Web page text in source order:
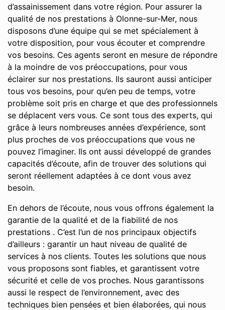
d’assainissement dans votre région. Pour assurer la
qualité de nos prestations à Olonne-sur-Mer, nous
disposons d’une équipe qui se met spécialement à
votre disposition, pour vous écouter et comprendre
vos besoins. Ces agents seront en mesure de répondre
à la moindre de vos préoccupations, pour vous
éclairer sur nos prestations. Ils sauront aussi anticiper
tous vos besoins, pour qu’en peu de temps, votre
problème soit pris en charge et que des professionnels
se déplacent vers vous. Ce sont tous des experts, qui
grâce à leurs nombreuses années d’expérience, sont
plus proches de vos préoccupations que vous ne
pouvez l’imaginer. Ils ont aussi développé de grandes
capacités d’écoute, afin de trouver des solutions qui
seront réellement adaptées à ce dont vous avez
besoin.
En dehors de l’écoute, nous vous offrons également la
garantie de la qualité et de la fiabilité de nos
prestations . C’est l’un de nos principaux objectifs
d’ailleurs : garantir un haut niveau de qualité de
services à nos clients. Toutes les solutions que nous
vous proposons sont fiables, et garantissent votre
sécurité et celle de vos proches. Nous garantissons
aussi le respect de l’environnement, avec des
techniques bien pensées et bien élaborées, qui nous